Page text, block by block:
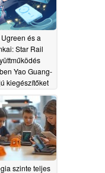
és a
Star Rail
Yao Guang-
kiegészítőket
a rajongók
06/30/2026
szinte teljes